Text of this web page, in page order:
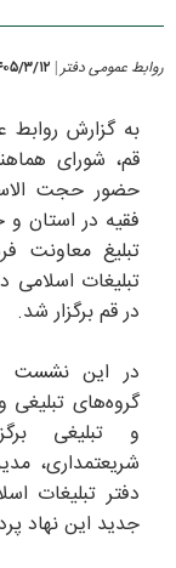
روابط عمومی دفتر ۱۴۰۵/۳/۱۲
به گزارش روابط
قم، شورای
حضور حجت
فقیه در استان
تبلیغ معاونت
تبلیغات
در قم برگزار شد.
در این نشست
گروه‌های تبلیغی
و تبلیغی
شریعتمداری،
دفتر تبلیغات
جدید این نهاد